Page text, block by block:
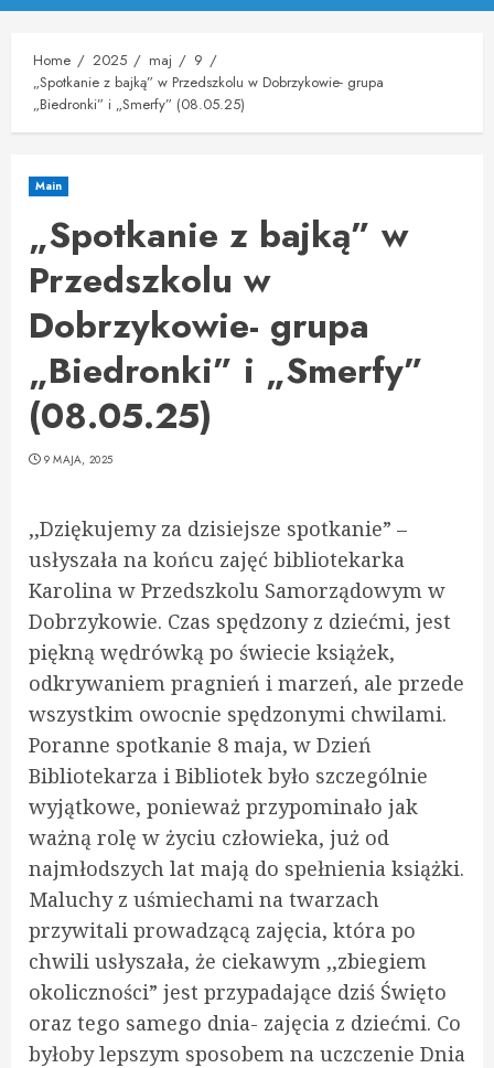
Menu
Home 2025 maj
9
„Spotkanie z bajką” w Przedszkolu w Dobrzykowie- grupa
„Biedronki” i „Smerfy” (08.05.25)
Main
„Spotkanie z bajką” w
Przedszkolu w
Dobrzykowie- grupa
„Biedronki” i „Smerfy”
(08.05.25)
9 MAJA, 2025
,,Dziękujemy za dzisiejsze spotkanie” –
usłyszała na końcu zajęć bibliotekarka
Karolina w Przedszkolu Samorządowym w
Dobrzykowie. Czas spędzony z dziećmi, jest
piękną wędrówką po świecie książek,
odkrywaniem pragnień i marzeń, ale przede
wszystkim owocnie spędzonymi chwilami.
Poranne spotkanie 8 maja, w Dzień
Bibliotekarza i Bibliotek było szczególnie
wyjątkowe, ponieważ przypominało jak
ważną rolę w życiu człowieka, już od
najmłodszych lat mają do spełnienia książki.
Maluchy z uśmiechami na twarzach
przywitali prowadzącą zajęcia, która po
chwili usłyszała, że ciekawym ,,zbiegiem
okoliczności” jest przypadające dziś Święto
oraz tego samego dnia- zajęcia z dziećmi. Co
byłoby lepszym sposobem na uczczenie Dnia